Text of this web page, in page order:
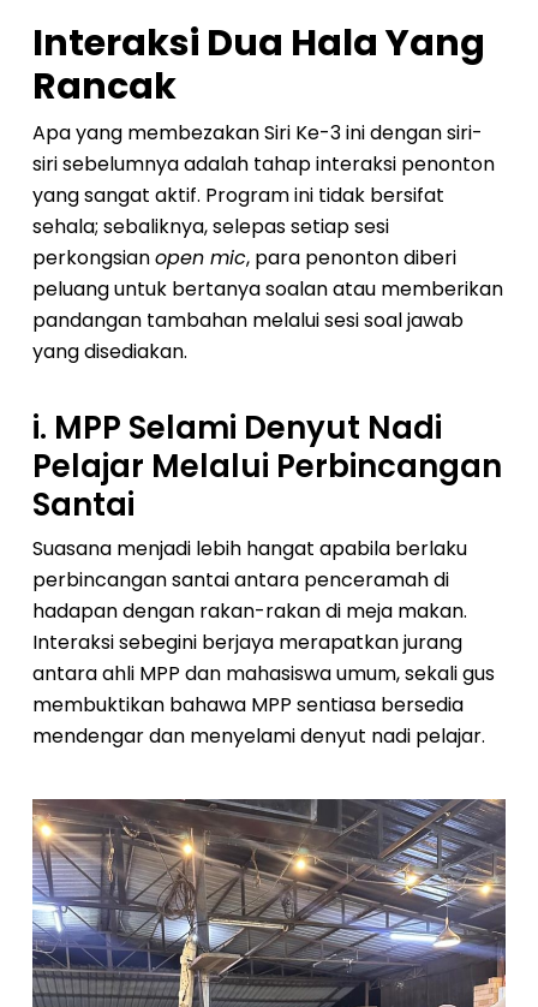
Interaksi Dua Hala Yang
Rancak
Apa yang membezakan Siri Ke-3 ini dengan siri-
siri sebelumnya adalah tahap interaksi penonton
yang sangat aktif. Program ini tidak bersifat
sehala; sebaliknya, selepas setiap sesi
perkongsianopen mic, para penonton diberi
peluang untuk bertanya soalan atau memberikan
pandangan tambahan melalui sesi soal jawab
yang disediakan.
i. MPP Selami Denyut Nadi
Pelajar Melalui Perbincangan
Santai
Suasana menjadi lebih hangat apabila berlaku
perbincangan santai antara penceramah di
hadapan dengan rakan-rakan di meja makan.
Interaksi sebegini berjaya merapatkan jurang
antara ahli MPP dan mahasiswa umum, sekali gus
membuktikan bahawa MPP sentiasa bersedia
mendengar dan menyelami denyut nadi pelajar.